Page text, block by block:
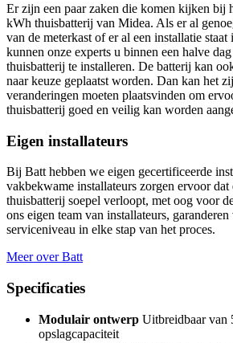
Er zijn een paar zaken die komen kijken bij
kWh thuisbatterij van Midea. Als er al
van de meterkast of er al een installatie
kunnen onze experts u binnen een halve
thuisbatterij te installeren. De batterij kan
naar keuze geplaatst worden. Dan kan het
veranderingen moeten plaatsvinden om
thuisbatterij goed en veilig kan worden
Eigen installateurs
Bij Batt hebben we eigen gecertificeerde
vakbekwame installateurs zorgen ervoor
thuisbatterij soepel verloopt, met oog voor
ons eigen team van installateurs,
serviceniveau in elke stap van het proces.
Meer over Batt
Specificaties
Modulair ontwerp Uitbreidbaar van
opslagcapaciteit